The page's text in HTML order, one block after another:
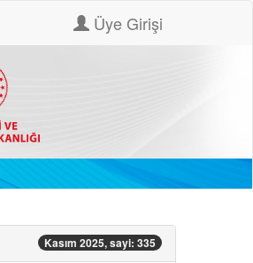
Üye Girişi
Kasım 2025, sayi: 335